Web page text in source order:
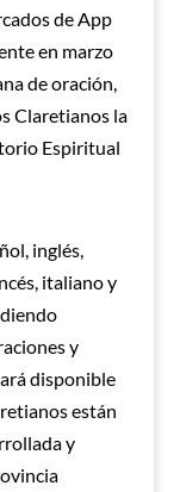
de App
en marzo
de oración,
Claretianos la
Espiritual
inglés,
italiano y
y
disponible
están
y